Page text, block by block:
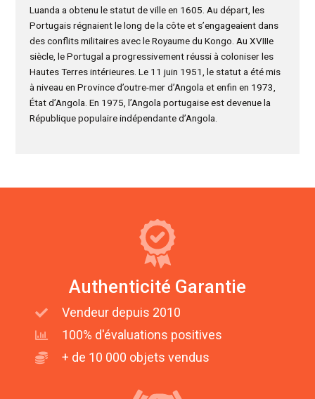
Luanda a obtenu le statut de ville en 1605. Au départ, les
Portugais régnaient le long de la côte et s’engageaient dans
des conflits militaires avec le Royaume du Kongo. Au XVIIIe
siècle, le Portugal a progressivement réussi à coloniser les
Hautes Terres intérieures. Le 11 juin 1951, le statut a été mis
à niveau en Province d’outre-mer d’Angola et enfin en 1973,
État d’Angola. En 1975, l’Angola portugaise est devenue la
République populaire indépendante d’Angola.
Authenticité Garantie
Vendeur depuis 2010
100% d'évaluations positives
+ de 10 000 objets vendus